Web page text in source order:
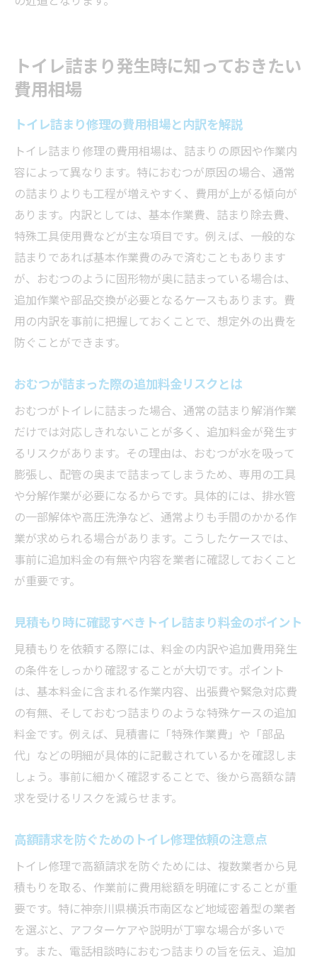
おむつ以外の異物混入を避ける習慣づくり
トイレ詰まりを招くNG行動とその対策法
定期的な点検でトイレ詰まりのリスク減少
おむつによるトイレ詰まりを防ぐコツと注意点
おむつをトイレに流さないための心得
おむつ詰まりが起きやすい家庭の特徴とは
トイレ詰まり防止のためのごみ処理方法
おむつトラブルを防ぐ家族間のルール作り
トイレ詰まりの危険信号に早く気づく方法
おむつによる水回りトラブル未然防止策
トイレ詰まり発生時に知っておきたい
費用相場
トイレ詰まり修理の費用相場と内訳を解説
トイレ詰まり修理の費用相場は、詰まりの原因や作業内
容によって異なります。特におむつが原因の場合、通常
の詰まりよりも工程が増えやすく、費用が上がる傾向が
あります。内訳としては、基本作業費、詰まり除去費、
特殊工具使用費などが主な項目です。例えば、一般的な
詰まりであれば基本作業費のみで済むこともあります
が、おむつのように固形物が奥に詰まっている場合は、
追加作業や部品交換が必要となるケースもあります。費
用の内訳を事前に把握しておくことで、想定外の出費を
防ぐことができます。
おむつが詰まった際の追加料金リスクとは
おむつがトイレに詰まった場合、通常の詰まり解消作業
だけでは対応しきれないことが多く、追加料金が発生す
るリスクがあります。その理由は、おむつが水を吸って
膨張し、配管の奥まで詰まってしまうため、専用の工具
や分解作業が必要になるからです。具体的には、排水管
の一部解体や高圧洗浄など、通常よりも手間のかかる作
業が求められる場合があります。こうしたケースでは、
事前に追加料金の有無や内容を業者に確認しておくこと
が重要です。
見積もり時に確認すべきトイレ詰まり料金のポイント
見積もりを依頼する際には、料金の内訳や追加費用発生
の条件をしっかり確認することが大切です。ポイント
は、基本料金に含まれる作業内容、出張費や緊急対応費
の有無、そしておむつ詰まりのような特殊ケースの追加
料金です。例えば、見積書に「特殊作業費」や「部品
代」などの明細が具体的に記載されているかを確認しま
しょう。事前に細かく確認することで、後から高額な請
求を受けるリスクを減らせます。
高額請求を防ぐためのトイレ修理依頼の注意点
トイレ修理で高額請求を防ぐためには、複数業者から見
積もりを取る、作業前に費用総額を明確にすることが重
要です。特に神奈川県横浜市南区など地域密着型の業者
を選ぶと、アフターケアや説明が丁寧な場合が多いで
す。また、電話相談時におむつ詰まりの旨を伝え、追加